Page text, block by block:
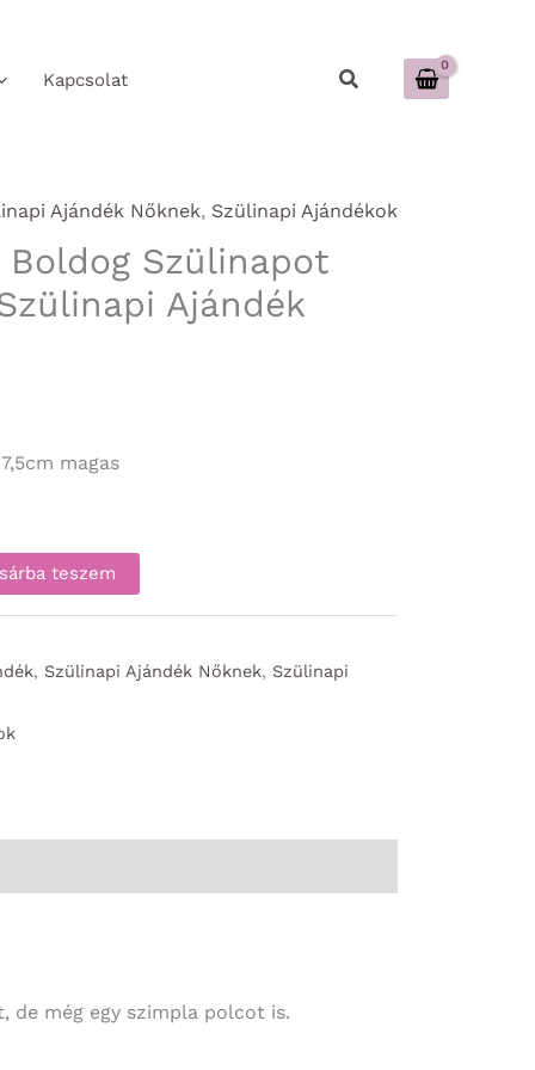
Kapcsolat Keresés
Ajándék Nőknek, Szülinapi Ajándékok
Szülinapot
Ajándék
magas
teszem
, Szülinapi Ajándék Nőknek, Szülinapi
de még egy szimpla polcot is.